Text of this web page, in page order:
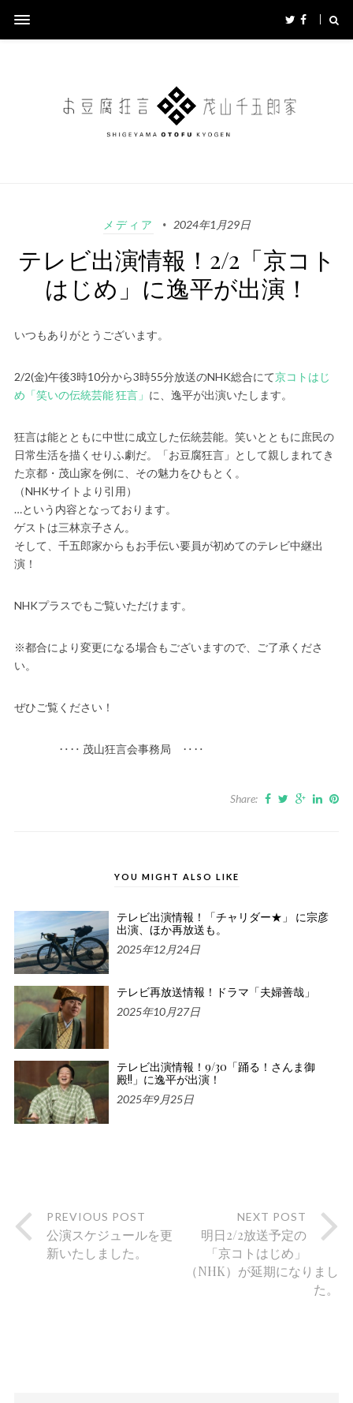
メディア 2024年1月29日
テレビ出演情報！2/2「京コト
はじめ」に逸平が出演！
いつもありがとうございます。
2/2(金)午後3時10分から3時55分放送のNHK総合にて京コトはじ
め「笑いの伝統芸能 狂言」 に、逸平が出演いたします。
狂言は能とともに中世に成立した伝統芸能。笑いとともに庶民の
日常生活を描くせりふ劇だ。「お豆腐狂言」として親しまれてき
た京都・茂山家を例に、その魅力をひもとく。
（NHKサイトより引用）
…という内容となっております。
ゲストは三林京子さん。
そして、千五郎家からもお手伝い要員が初めてのテレビ中継出
演！
NHKプラスでもご覧いただけます。
※都合により変更になる場合もございますので、ご了承くださ
い。
ぜひご覧ください！
‥‥ 茂山狂言会事務局 ‥‥
Share:
YOU MIGHT ALSO LIKE
テレビ出演情報！「チャリダー★」 に宗彦
出演、ほか再放送も。
2025年12月24日
テレビ再放送情報！ドラマ「夫婦善哉」
2025年10月27日
テレビ出演情報！9/30「踊る！さんま御
殿!!」に逸平が出演！
2025年9月25日
PREVIOUS POST
公演スケジュールを更
新いたしました。
NEXT POST
明日2/2放送予定の
「京コトはじめ」
（NHK）が延期になりまし
た。